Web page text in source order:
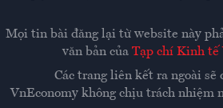
Mọi tin bài đăng lại từ website này
văn bản của Tạp chí Kinh tế
Các trang liên kết ra ngoài sẽ
VnEconomy không chịu trách nhiệm